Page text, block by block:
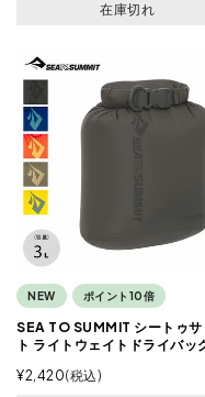
在庫切れ
NEW ポイント10倍
SEA TO SUMMIT シートゥサ
ト ライトウェイトドライバッ
¥2,420 税込